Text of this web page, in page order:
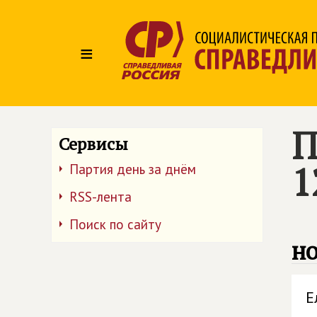
≡
Сервисы
Партия день за днём
RSS-лента
Поиск по сайту